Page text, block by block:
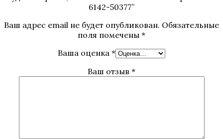
6142-50377”
Ваш адрес email не будет опубликован. Обязательные
поля помечены *
Ваша оценка *
Ваш отзыв *